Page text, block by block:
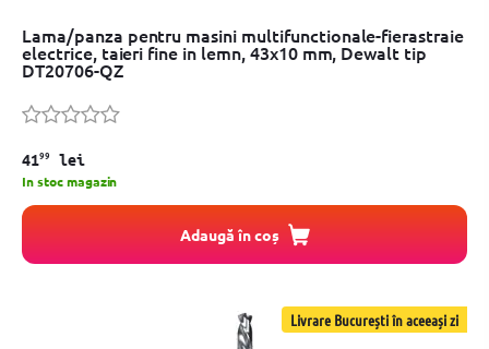
Lama/panza pentru masini multifunctionale-fierastraie
electrice, taieri fine in lemn, 43x10 mm, Dewalt tip
DT20706-QZ
4199 lei
In stoc magazin
Adaugă în coș
Livrare București în aceeași zi